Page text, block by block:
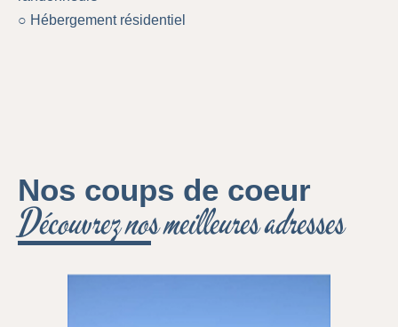
○ Hébergement résidentiel
Nos coups de coeur
Découvrez nos meilleures adresses